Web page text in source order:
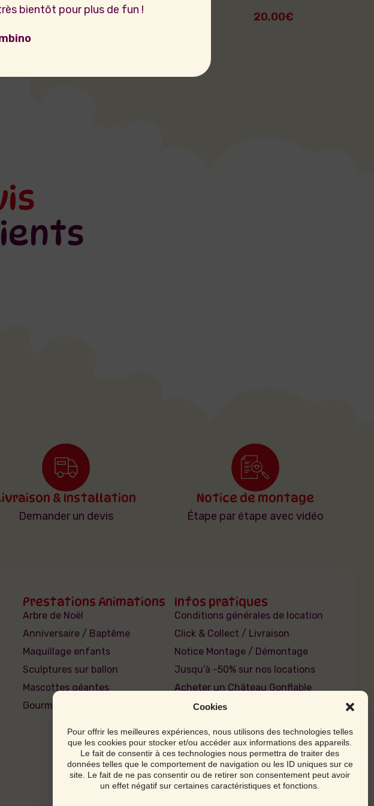
bientôt pour plus de fun !
Cookies
Pour offrir les meilleures expériences, nous utilisons des technologies telles
que les cookies pour stocker et/ou accéder aux informations des appareils.
Le fait de consentir à ces technologies nous permettra de traiter des
données telles que le comportement de navigation ou les ID uniques sur ce
site. Le fait de ne pas consentir ou de retirer son consentement peut avoir
un effet négatif sur certaines caractéristiques et fonctions.
20,00 €
20,00€
& Installation
Demander un devis
Notice de montage
Étape par étape avec vidéo
Prestations Animations
Arbre de Noël
Anniversaire / Baptême
Maquillage enfants
Sculptures sur ballon
Mascottes géantes
Gourmandises
Infos pratiques
Conditions générales de location
Click & Collect / Livraison
Notice Montage / Démontage
Jusqu'à -50% sur nos locations
Acheter un Château Gonflable